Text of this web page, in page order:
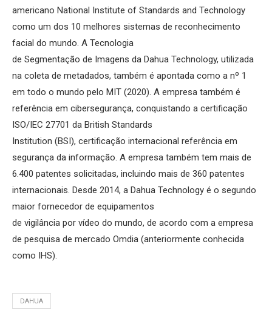
americano National Institute of Standards and Technology
como um dos 10 melhores sistemas de reconhecimento
facial do mundo. A Tecnologia
de Segmentação de Imagens da Dahua Technology, utilizada
na coleta de metadados, também é apontada como a nº 1
em todo o mundo pelo MIT (2020). A empresa também é
referência em cibersegurança, conquistando a certificação
ISO/IEC 27701 da British Standards
Institution (BSI), certificação internacional referência em
segurança da informação. A empresa também tem mais de
6.400 patentes solicitadas, incluindo mais de 360 patentes
internacionais. Desde 2014, a Dahua Technology é o segundo
maior fornecedor de equipamentos
de vigilância por vídeo do mundo, de acordo com a empresa
de pesquisa de mercado Omdia (anteriormente conhecida
como IHS).
DAHUA